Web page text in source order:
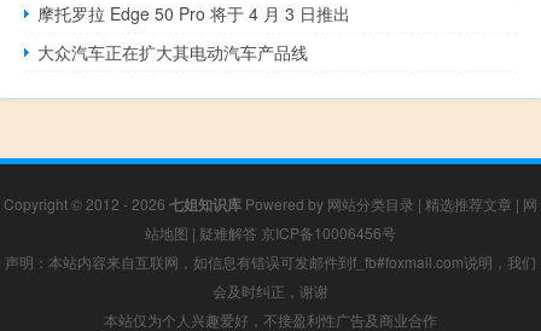
摩托罗拉 Edge 50 Pro 将于 4 月 3 日推出
大众汽车正在扩大其电动汽车产品线
Copyright © 2012 - 2026 七姐知识库 Powered by 网站分类目录 | 精选推荐文章 | 网
站地图 | 疑难解答 京ICP备10006456号
声明：本站内容来自互联网，如信息有错误可发邮件到f_fb#foxmail.com说明，我们
会及时纠正，谢谢
本站仅为个人兴趣爱好，不接盈利性广告及商业合作